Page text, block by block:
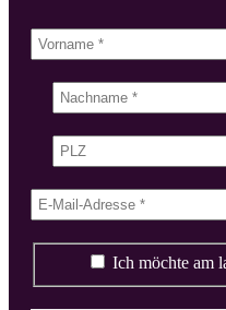
Ich möchte am